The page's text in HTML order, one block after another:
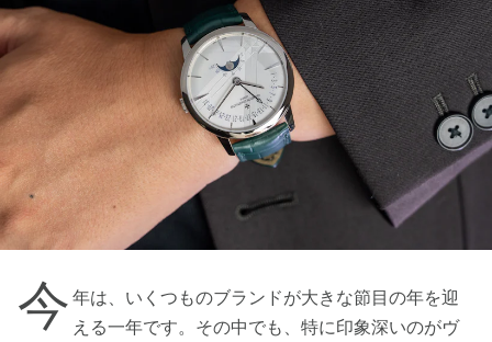
今 年は、いくつものブランドが大きな節目の年を迎
える一年です。その中でも、特に印象深いのがヴ